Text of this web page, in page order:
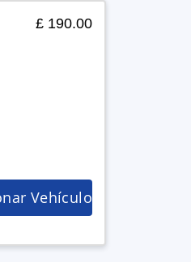
£ 190.00
Vehículo